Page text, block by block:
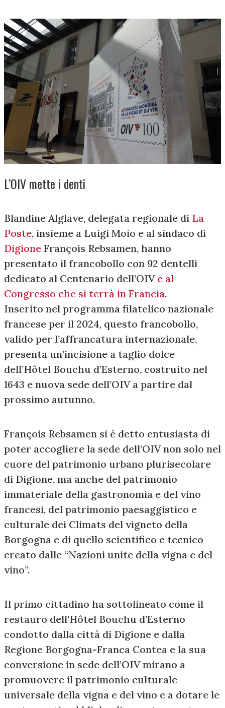
L’OIV mette i denti
Blandine Alglave, delegata regionale di La
Poste, insieme a Luigi Moio e al sindaco di
Digione François Rebsamen, hanno
presentato il francobollo con 92 dentelli
dedicato al Centenario dell’OIV e al
Congresso che si terrà in Francia.
Inserito nel programma filatelico nazionale
francese per il 2024, questo francobollo,
valido per l’affrancatura internazionale,
presenta un’incisione a taglio dolce
dell’Hôtel Bouchu d’Esterno, costruito nel
1643 e nuova sede dell’OIV a partire dal
prossimo autunno.
François Rebsamen si è detto entusiasta di
poter accogliere la sede dell’OIV non solo nel
cuore del patrimonio urbano plurisecolare
di Digione, ma anche del patrimonio
immateriale della gastronomia e del vino
francesi, del patrimonio paesaggistico e
culturale dei Climats del vigneto della
Borgogna e di quello scientifico e tecnico
creato dalle “Nazioni unite della vigna e del
vino”.
Il primo cittadino ha sottolineato come il
restauro dell’Hôtel Bouchu d’Esterno
condotto dalla città di Digione e dalla
Regione Borgogna-Franca Contea e la sua
conversione in sede dell’OIV mirano a
promuovere il patrimonio culturale
universale della vigna e del vino e a dotare le